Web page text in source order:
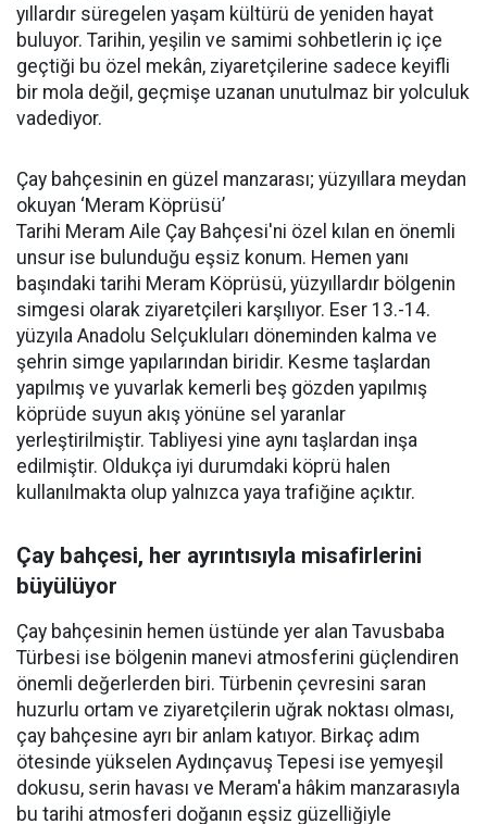
yıllardır süregelen yaşam kültürü de yeniden hayat
buluyor. Tarihin, yeşilin ve samimi sohbetlerin iç içe
geçtiği bu özel mekân, ziyaretçilerine sadece keyifli
bir mola değil, geçmişe uzanan unutulmaz bir yolculuk
vadediyor.
Çay bahçesinin en güzel manzarası; yüzyıllara meydan
okuyan ‘Meram Köprüsü’
Tarihi Meram Aile Çay Bahçesi'ni özel kılan en önemli
unsur ise bulunduğu eşsiz konum. Hemen yanı
başındaki tarihi Meram Köprüsü, yüzyıllardır bölgenin
simgesi olarak ziyaretçileri karşılıyor. Eser 13.-14.
yüzyıla Anadolu Selçukluları döneminden kalma ve
şehrin simge yapılarından biridir. Kesme taşlardan
yapılmış ve yuvarlak kemerli beş gözden yapılmış
köprüde suyun akış yönüne sel yaranlar
yerleştirilmiştir. Tabliyesi yine aynı taşlardan inşa
edilmiştir. Oldukça iyi durumdaki köprü halen
kullanılmakta olup yalnızca yaya trafiğine açıktır.
Çay bahçesi, her ayrıntısıyla misafirlerini
büyülüyor
Çay bahçesinin hemen üstünde yer alan Tavusbaba
Türbesi ise bölgenin manevi atmosferini güçlendiren
önemli değerlerden biri. Türbenin çevresini saran
huzurlu ortam ve ziyaretçilerin uğrak noktası olması,
çay bahçesine ayrı bir anlam katıyor. Birkaç adım
ötesinde yükselen Aydınçavuş Tepesi ise yemyeşil
dokusu, serin havası ve Meram'a hâkim manzarasıyla
bu tarihi atmosferi doğanın eşsiz güzelliğiyle